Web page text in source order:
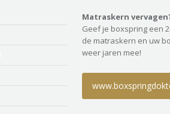
Matraskern
Geef je boxspring een
de matraskern en uw
weer jaren mee!